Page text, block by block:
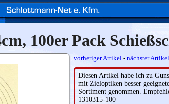
100er Pack
vorheriger Artikel - nächster Artikel
Diesen Artikel habe ich zu
mit Zieloptiken besser
Sortiment genommen.
1310315-100